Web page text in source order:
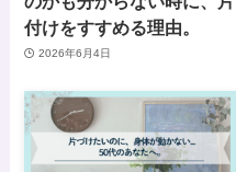
付けをすすめる理由。
2026年6月4日